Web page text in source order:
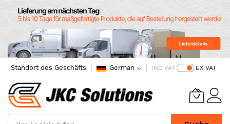
Standort des Geschäfts German INC VAT EX VAT